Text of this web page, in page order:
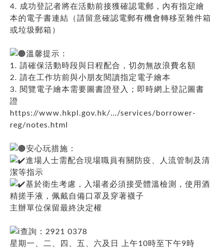
4. 成功登記者將在活動前接獲確認電郵，內有指定繪
本的電子書連結（請留意確認電郵有機會轉移至雜件箱
或垃圾郵箱）
溫馨提示：
1. 請確保活動時段與日程配合，切勿無故浪費名額
2. 請在工作坊前與小朋友閱讀指定電子繪本
3. 閱覽電子繪本需要圖書證登入；即時網上登記圖書
證
https://www.hkpl.gov.hk/…/services/borrower-
reg/notes.html
安心玩措施：
進場人士需配合現場職員有關防疫、人流管制及清
潔等指示
基於衛生考慮，入場者必須接受體溫檢測，使用酒
精搓手液，佩戴自備口罩及穿著襪子
主辦單位保留最終決定權
查詢：2921 0378
星期一、二、四、五、六及日 上午10時至下午9時